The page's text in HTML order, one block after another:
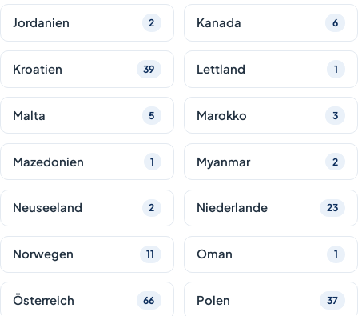
Jordanien 2 Kanada 6
Kroatien 39 Lettland 1
Malta 5 Marokko 3
Mazedonien 1 Myanmar 2
Neuseeland 2 Niederlande 23
Norwegen 11 Oman 1
Österreich 66 Polen 37